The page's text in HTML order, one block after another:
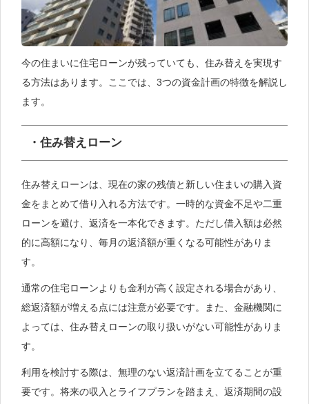
今の住まいに住宅ローンが残っていても、住み替えを実現す
る方法はあります。ここでは、3つの資金計画の特徴を解説し
ます。
・住み替えローン
住み替えローンは、現在の家の残債と新しい住まいの購入資
金をまとめて借り入れる方法です。一時的な資金不足や二重
ローンを避け、返済を一本化できます。ただし借入額は必然
的に高額になり、毎月の返済額が重くなる可能性がありま
す。
通常の住宅ローンよりも金利が高く設定される場合があり、
総返済額が増える点には注意が必要です。また、金融機関に
よっては、住み替えローンの取り扱いがない可能性がありま
す。
利用を検討する際は、無理のない返済計画を立てることが重
要です。将来の収入とライフプランを踏まえ、返済期間の設